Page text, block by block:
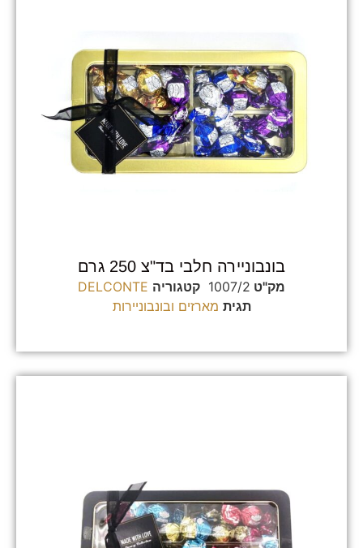
בונבוניירה חלבי בד"צ 250 גרם
מק"ט 1007/2 קטגוריה DELCONTE
תגית מארזים ובונבוניירות